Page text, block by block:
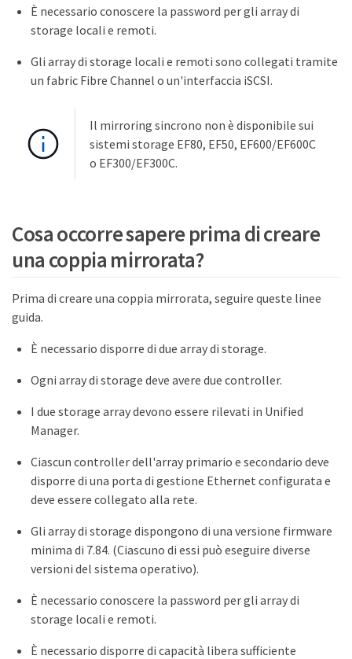
È necessario conoscere la password per gli array di
storage locali e remoti.
Gli array di storage locali e remoti sono collegati tramite
un fabric Fibre Channel o un'interfaccia iSCSI.
Il mirroring sincrono non è disponibile sui
sistemi storage EF80, EF50, EF600/EF600C
o EF300/EF300C.
Cosa occorre sapere prima di creare
una coppia mirrorata?
Prima di creare una coppia mirrorata, seguire queste linee
guida.
È necessario disporre di due array di storage.
Ogni array di storage deve avere due controller.
I due storage array devono essere rilevati in Unified
Manager.
Ciascun controller dell'array primario e secondario deve
disporre di una porta di gestione Ethernet configurata e
deve essere collegato alla rete.
Gli array di storage dispongono di una versione firmware
minima di 7.84. (Ciascuno di essi può eseguire diverse
versioni del sistema operativo).
È necessario conoscere la password per gli array di
storage locali e remoti.
È necessario disporre di capacità libera sufficiente